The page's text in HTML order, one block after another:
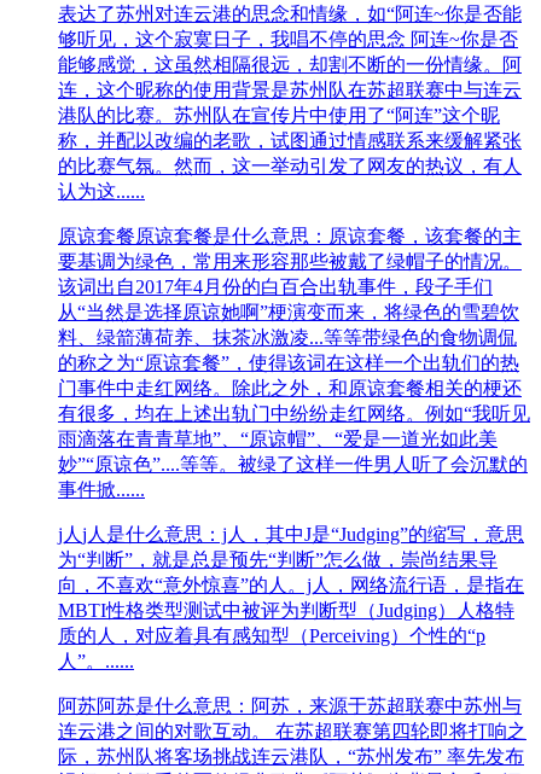
表达了苏州对连云港的思念和情缘，如“阿连~你是否能
够听见，这个寂寞日子，我唱不停的思念 阿连~你是否
能够感觉，这虽然相隔很远，却割不断的一份情缘。阿
连，这个昵称的使用背景是苏州队在苏超联赛中与连云
港队的比赛。苏州队在宣传片中使用了“阿连”这个昵
称，并配以改编的老歌，试图通过情感联系来缓解紧张
的比赛气氛。然而，这一举动引发了网友的热议，有人
认为这......
原谅套餐原谅套餐是什么意思：原谅套餐，该套餐的主
要基调为绿色，常用来形容那些被戴了绿帽子的情况。
该词出自2017年4月份的白百合出轨事件，段子手们
从“当然是选择原谅她啊”梗演变而来，将绿色的雪碧饮
料、绿箭薄荷养、抹茶冰激凌...等等带绿色的食物调侃
的称之为“原谅套餐”，使得该词在这样一个出轨们的热
门事件中走红网络。除此之外，和原谅套餐相关的梗还
有很多，均在上述出轨门中纷纷走红网络。例如“我听见
雨滴落在青青草地”、“原谅帽”、“爱是一道光如此美
妙”“原谅色”....等等。被绿了这样一件男人听了会沉默的
事件掀......
j人 j人是什么意思：j人，其中J是“Judging”的缩写，意思
为“判断”，就是总是预先“判断”怎么做，崇尚结果导
向，不喜欢“意外惊喜”的人。j人，网络流行语，是指在
MBTI性格类型测试中被评为判断型（Judging）人格特
质的人，对应着具有感知型（Perceiving）个性的“p
人”。......
阿苏阿苏是什么意思：​阿苏，来源于苏超联赛中苏州与
连云港之间的对歌互动。 在苏超联赛第四轮即将打响之
际，苏州队将客场挑战连云港队，“苏州发布” 率先发布